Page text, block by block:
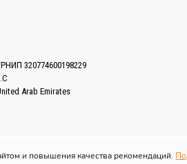
320774600198229
Arab Emirates
и повышения качества рекомендаций.